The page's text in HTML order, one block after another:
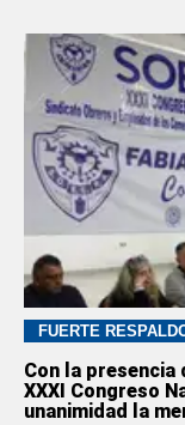
FUERTE
Con la presencia
XXXI Congreso
unanimidad la